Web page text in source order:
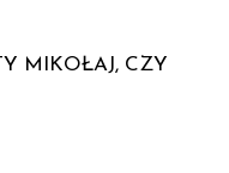
MIKOŁAJ, CZY